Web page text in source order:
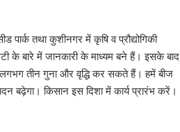
पार्क तथा कुशीनगर में कृषि व प्रौद्योगिकी
के बारे में जानकारी के माध्यम बने हैं। इसके बाद
तीन गुना और वृद्धि कर सकते हैं। हमें बीज
बढ़ेगा। किसान इस दिशा में कार्य प्रारंभ करें।